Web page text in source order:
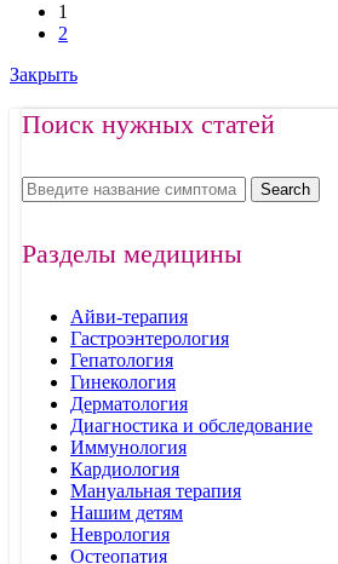
1
2
Закрыть
Поиск нужных статей
Search
Разделы медицины
Айви-терапия
Гастроэнтерология
Гепатология
Гинекология
Дерматология
Диагностика и обследование
Иммунология
Кардиология
Мануальная терапия
Нашим детям
Неврология
Остеопатия